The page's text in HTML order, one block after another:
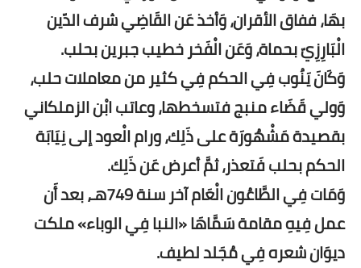
بهَا، ففاق الأقران، وَأخذ عَن القَاضِي شرف الدّين
الْبَارِزِيّ بحماة، وَعَن الْفَخر خطيب جبرين بحلب.
وَكَانَ يَنُوب فِي الحكم فِي كثير من معاملات حلب،
وَولي قَضَاء منبج فتسخطها، وعاتب ابْن الزملكاني
بقصيدة مَشْهُورَة على ذَلِك، ورام الْعود إلى نِيَابَة
الحكم بحلب فَتعذر، ثمَّ أعرض عَن ذَلِك.
وَمَات فِي الطَّاعُون الْعَام آخر سنة 749هـ، بعد أَن
عمل فِيهِ مقامة سَمَّاهَا «النبا فِي الوباء» ملكت
ديوَان شعره فِي مُجَلد لطيف.